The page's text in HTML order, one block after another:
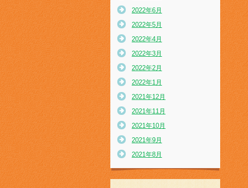
2022年6月
2022年5月
2022年4月
2022年3月
2022年2月
2022年1月
2021年12月
2021年11月
2021年10月
2021年9月
2021年8月